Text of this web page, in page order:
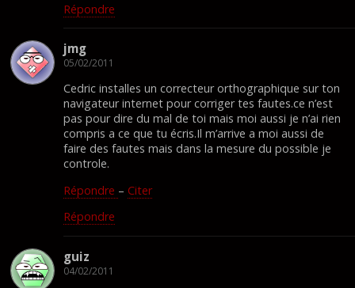
Répondre
jmg
05/02/2011
Cedric installes un correcteur orthographique sur ton
navigateur internet pour corriger tes fautes.ce n’est
pas pour dire du mal de toi mais moi aussi je n’ai rien
compris a ce que tu écris.Il m’arrive a moi aussi de
faire des fautes mais dans la mesure du possible je
controle.
Répondre – Citer
Répondre
guiz
04/02/2011